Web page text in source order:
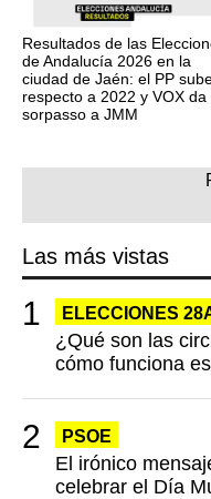
Resultados de las
de Andalucía 2026 en la
ciudad de Jaén: el PP
respecto a 2022 y VOX da
sorpasso a JMM
Las más vistas
ELECCIONES
¿Qué son las
cómo funciona
PSOE
El irónico
celebrar el Día